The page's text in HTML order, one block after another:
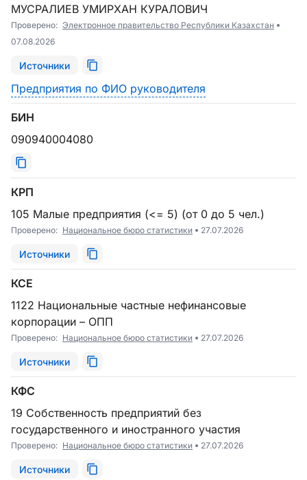
МУСРАЛИЕВ УМИРХАН КУРАЛОВИЧ
Проверено: Электронное правительство Республики Казахстан
07.08.2026
Источники
Предприятия по ФИО руководителя
БИН
090940004080
КРП
105 Малые предприятия (<= 5) (от 0 до 5 чел.)
Проверено: Национальное бюро статистики 27.07.2026
Источники
КСЕ
1122 Национальные частные нефинансовые
корпорации – ОПП
Проверено: Национальное бюро статистики 27.07.2026
Источники
КФС
19 Собственность предприятий без
государственного и иностранного участия
Проверено: Национальное бюро статистики 27.07.2026
Источники